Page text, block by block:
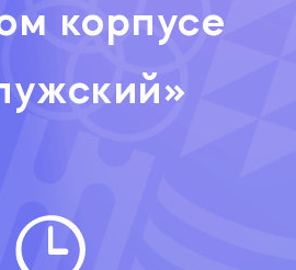
корпусе